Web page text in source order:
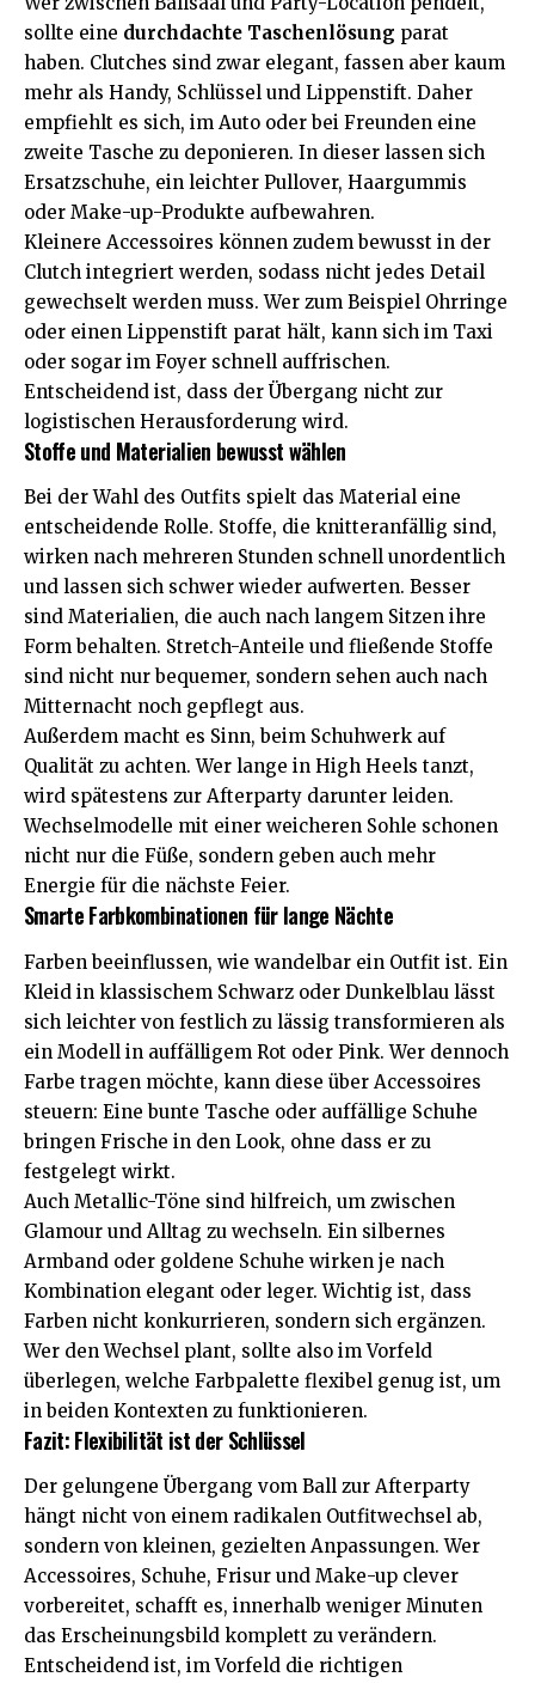
sollte eine durchdachte Taschenlösung parat
haben. Clutches sind zwar elegant, fassen aber kaum
mehr als Handy, Schlüssel und Lippenstift. Daher
empfiehlt es sich, im Auto oder bei Freunden eine
zweite Tasche zu deponieren. In dieser lassen sich
Ersatzschuhe, ein leichter Pullover, Haargummis
oder Make-up-Produkte aufbewahren.
Kleinere Accessoires können zudem bewusst in der
Clutch integriert werden, sodass nicht jedes Detail
gewechselt werden muss. Wer zum Beispiel Ohrringe
oder einen Lippenstift parat hält, kann sich im Taxi
oder sogar im Foyer schnell auffrischen.
Entscheidend ist, dass der Übergang nicht zur
logistischen Herausforderung wird.
Stoffe und Materialien bewusst wählen
Bei der Wahl des Outfits spielt das Material eine
entscheidende Rolle. Stoffe, die knitteranfällig sind,
wirken nach mehreren Stunden schnell unordentlich
und lassen sich schwer wieder aufwerten. Besser
sind Materialien, die auch nach langem Sitzen ihre
Form behalten. Stretch-Anteile und fließende Stoffe
sind nicht nur bequemer, sondern sehen auch nach
Mitternacht noch gepflegt aus.
Außerdem macht es Sinn, beim Schuhwerk auf
Qualität zu achten. Wer lange in High Heels tanzt,
wird spätestens zur Afterparty darunter leiden.
Wechselmodelle mit einer weicheren Sohle schonen
nicht nur die Füße, sondern geben auch mehr
Energie für die nächste Feier.
Smarte Farbkombinationen für lange Nächte
Farben beeinflussen, wie wandelbar ein Outfit ist. Ein
Kleid in klassischem Schwarz oder Dunkelblau lässt
sich leichter von festlich zu lässig transformieren als
ein Modell in auffälligem Rot oder Pink. Wer dennoch
Farbe tragen möchte, kann diese über Accessoires
steuern: Eine bunte Tasche oder auffällige Schuhe
bringen Frische in den Look, ohne dass er zu
festgelegt wirkt.
Auch Metallic-Töne sind hilfreich, um zwischen
Glamour und Alltag zu wechseln. Ein silbernes
Armband oder goldene Schuhe wirken je nach
Kombination elegant oder leger. Wichtig ist, dass
Farben nicht konkurrieren, sondern sich ergänzen.
Wer den Wechsel plant, sollte also im Vorfeld
überlegen, welche Farbpalette flexibel genug ist, um
in beiden Kontexten zu funktionieren.
Fazit: Flexibilität ist der Schlüssel
Der gelungene Übergang vom Ball zur Afterparty
hängt nicht von einem radikalen Outfitwechsel ab,
sondern von kleinen, gezielten Anpassungen. Wer
Accessoires, Schuhe, Frisur und Make-up clever
vorbereitet, schafft es, innerhalb weniger Minuten
das Erscheinungsbild komplett zu verändern.
Entscheidend ist, im Vorfeld die richtigen